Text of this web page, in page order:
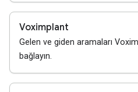
Voximplant
Gelen ve giden aramaları
bağlayın.